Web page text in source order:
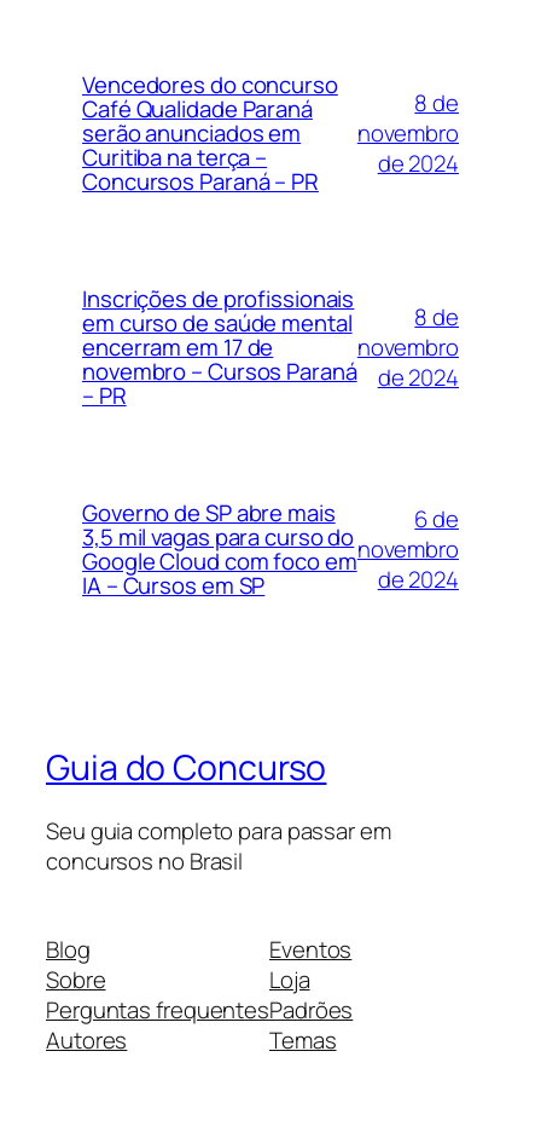
Vencedores do concurso
Café Qualidade Paraná
serão anunciados em
Curitiba na terça –
Concursos Paraná – PR
8 de
novembro
de 2024
Inscrições de profissionais
em curso de saúde mental
encerram em 17 de
novembro – Cursos Paraná
– PR
8 de
novembro
de 2024
Governo de SP abre mais
3,5 mil vagas para curso do
Google Cloud com foco em
IA – Cursos em SP
6 de
novembro
de 2024
Guia do Concurso
Seu guia completo para passar em
concursos no Brasil
Blog
Sobre
Perguntas frequentes
Autores
Eventos
Loja
Padrões
Temas